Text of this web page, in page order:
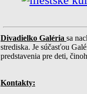
Divadielko Galéria sa
strediska. Je súčasťou
predstavenia pre deti,
Kontakty: